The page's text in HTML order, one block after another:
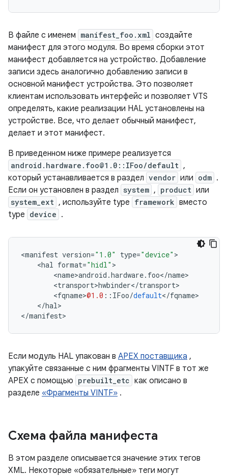
В файле с именем manifest_foo.xml создайте
манифест для этого модуля. Во время сборки этот
манифест добавляется на устройство. Добавление
записи здесь аналогично добавлению записи в
основной манифест устройства. Это позволяет
клиентам использовать интерфейс и позволяет VTS
определять, какие реализации HAL установлены на
устройстве. Все, что делает обычный манифест,
делает и этот манифест.
В приведенном ниже примере реализуется
android.hardware.foo@1.0::IFoo/default ,
который устанавливается в раздел vendor или odm .
Если он установлен в раздел system , product или
system_ext , используйте type framework вместо
type device .
<manifest version="1.0" type="device" >
<hal format="hidl" >
<name>android .hardware. foo</name>
<transport>hwbinder</transport>
<fqname>@1.0 :: IFoo/default</fqname>
</hal>
</manifest>
Если модуль HAL упакован в APEX поставщика ,
упакуйте связанные с ним фрагменты VINTF в тот же
APEX с помощью prebuilt_etc как описано в
разделе «Фрагменты VINTF» .
Схема файла манифеста
В этом разделе описывается значение этих тегов
XML. Некоторые «обязательные» теги могут